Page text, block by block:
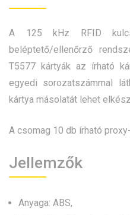
A 125 kHz RFID
beléptető/ellenőrző
T5577 kártyák az írható
egyedi sorozatszámmal
kártya másolatát lehet
A csomag 10 db írható
Jellemzők
Anyaga: ABS,